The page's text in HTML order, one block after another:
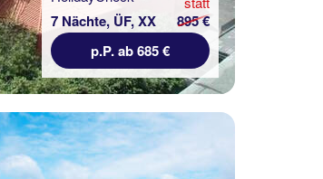
7 Nächte, ÜF, XX
895 €
p.P. ab 685 €